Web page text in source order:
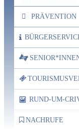
PRÄVENTION
RUND-UM-
NACHRUFE